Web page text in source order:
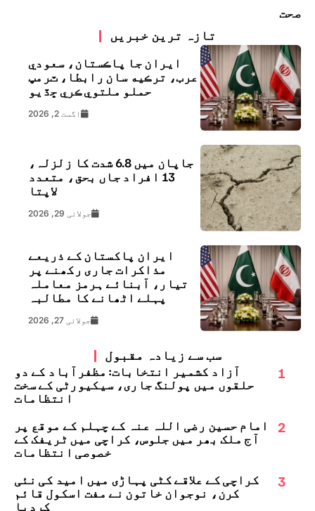
صحت
تازہ ترین خبریں
ايران جا پاڪستان، سعودي
عرب، ترڪيه سان رابطا، ٽرمپ
حملو ملتوي ڪري ڇڏيو
اگست 2, 2026
جاپان میں 6.8 شدت کا زلزلہ،
13 افراد جاں بحق، متعدد
لاپتا
جولائی 29, 2026
ایران پاکستان کے ذریعے
مذاکرات جاری رکھنے پر
تیار، آبنائے ہرمز معاملہ
پہلے اٹھانے کا مطالبہ
جولائی 27, 2026
سب سے زیادہ مقبول
1
آزاد کشمیر انتخابات: مظفرآباد کے دو
حلقوں میں پولنگ جاری، سیکیورٹی کے سخت
انتظامات
2
امام حسین رضی اللہ عنہ کے چہلم کے موقع پر
آج ملک بھر میں جلوس، کراچی میں ٹریفک کے
خصوصی انتظامات
3
کراچی کے علاقے کٹی پہاڑی میں امید کی نئی
کرن، نوجوان خاتون نے مفت اسکول قائم
کردیا